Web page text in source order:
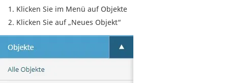
Klicken Sie im Menü auf Objekte
Klicken Sie auf „Neues Objekt“